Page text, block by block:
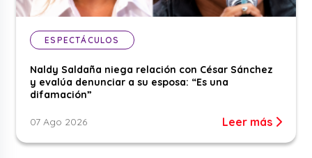
ESPECTÁCULOS
Naldy Saldaña niega relación con César Sánchez
y evalúa denunciar a su esposa: “Es una
difamación”
07 Ago 2026 Leer más